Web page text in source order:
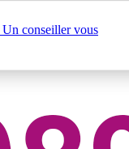
Un conseiller vous